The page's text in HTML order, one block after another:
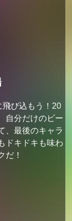
飛び込もう！20
自分だけのビー
、最後のキャラ
ドキドキも味わ
だ！